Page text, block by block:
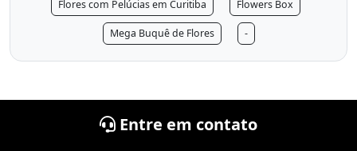
Flores com Pelúcias em Curitiba Flowers Box
Mega Buquê de Flores -
Entre em contato